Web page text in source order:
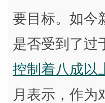
要目标。如今
是否受到了过
控制着八成以
月表示，作